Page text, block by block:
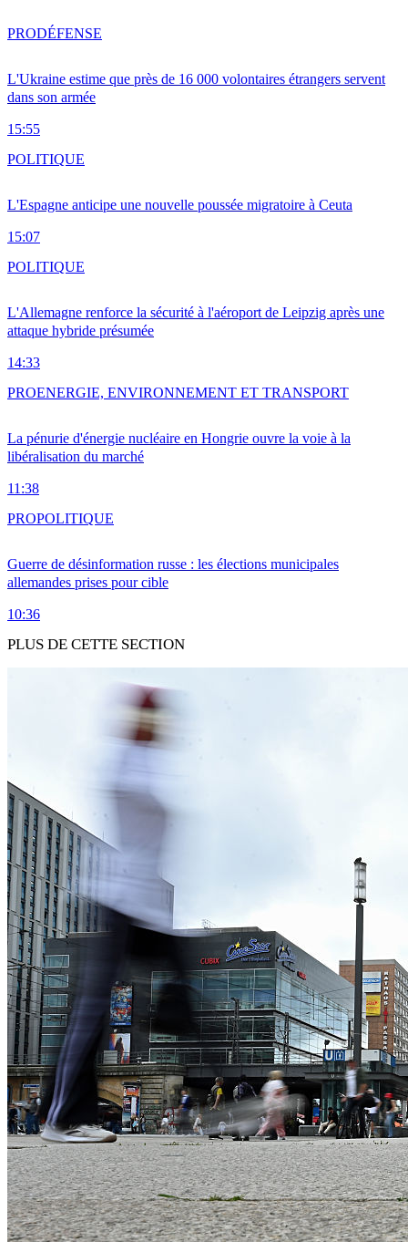
L'Ukraine estime que près de 16 000 volontaires étrangers servent
dans son armée
15:55
PRODÉFENSE
L'Espagne anticipe une nouvelle poussée migratoire à Ceuta
15:07
POLITIQUE
L'Allemagne renforce la sécurité à l'aéroport de Leipzig après une
attaque hybride présumée
14:33
POLITIQUE
La pénurie d'énergie nucléaire en Hongrie ouvre la voie à la
libéralisation du marché
11:38
PROENERGIE, ENVIRONNEMENT ET TRANSPORT
Guerre de désinformation russe : les élections municipales
allemandes prises pour cible
10:36
PROPOLITIQUE
PLUS DE CETTE SECTION